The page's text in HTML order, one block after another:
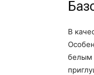
В
белым